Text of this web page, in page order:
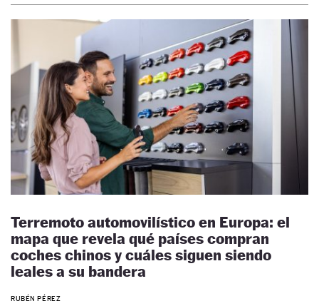
Terremoto automovilístico en Europa: el
mapa que revela qué países compran
coches chinos y cuáles siguen siendo
leales a su bandera
RUBÉN PÉREZ